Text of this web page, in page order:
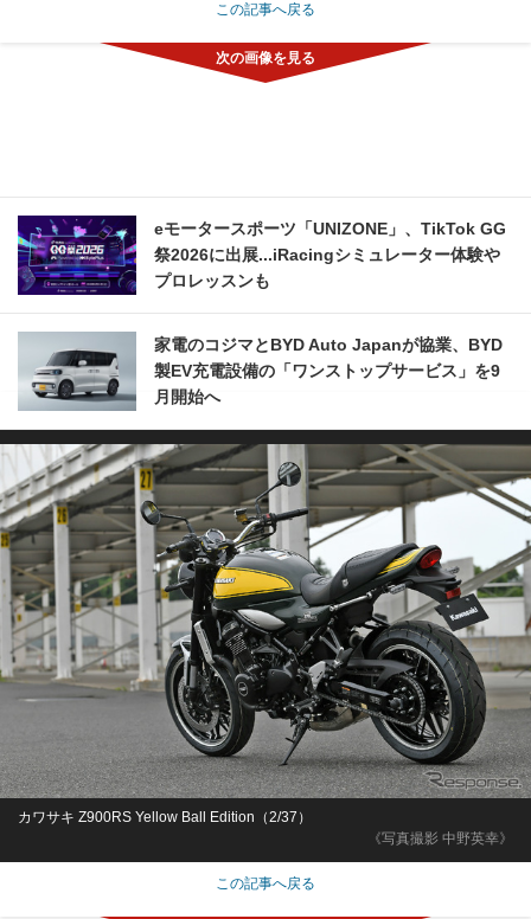
この記事へ戻る
eモータースポーツ「UNIZONE」、TikTok GG
祭2026に出展...iRacingシミュレーター体験や
プロレッスンも
家電のコジマとBYD Auto Japanが協業、BYD
製EV充電設備の「ワンストップサービス」を9
月開始へ
《写真撮影 中野英幸》
カワサキ Z900RS Yellow Ball Edition（2/37）
この記事へ戻る